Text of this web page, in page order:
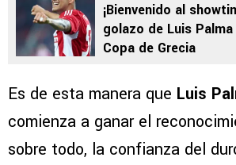
¡Bienvenido al
golazo de Luis
Copa de Grecia
Es de esta manera que Luis
comienza a ganar el
sobre todo, la confianza del